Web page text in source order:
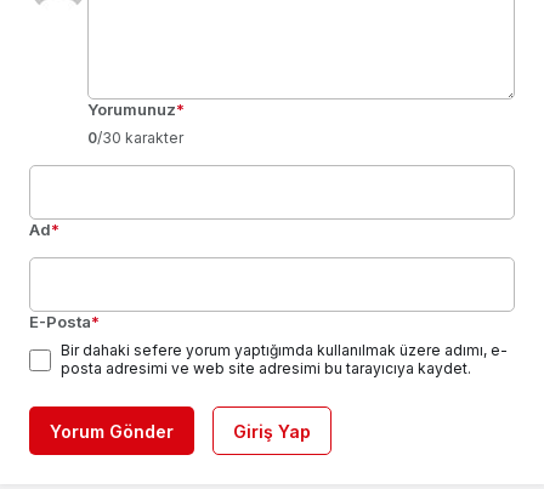
Yorumunuz*
0/30 karakter
Ad*
E-Posta*
Bir dahaki sefere yorum yaptığımda kullanılmak üzere adımı, e-
posta adresimi ve web site adresimi bu tarayıcıya kaydet.
Yorum Gönder Giriş Yap